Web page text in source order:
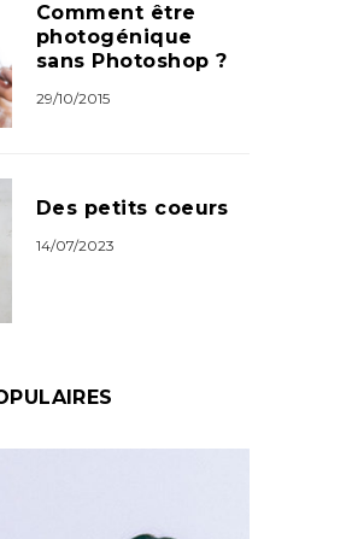
Comment être
photogénique
sans Photoshop ?
29/10/2015
Des petits coeurs
14/07/2023